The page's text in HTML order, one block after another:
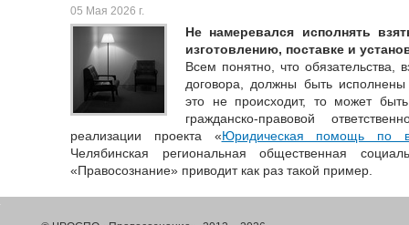
05 Мая 2026 г.
Не намеревался исполнять
изготовлению, поставке и
Всем понятно, что обязательства,
договора, должны быть
это не происходит, то может
гражданско-правовой
реализации проекта «Юридическая помощь по
Челябинская региональная общественная
«Правосознание» приводит как раз такой пример.